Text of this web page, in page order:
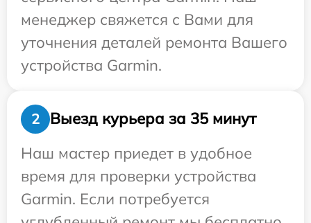
менеджер свяжется с Вами для
уточнения деталей ремонта Вашего
устройства Garmin.
2
Выезд курьера за 35 минут
Наш мастер приедет в удобное
время для проверки устройства
Garmin. Если потребуется